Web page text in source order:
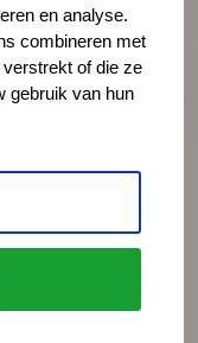
en analyse.
combineren met
of die ze
gebruik van hun
Via e-mail